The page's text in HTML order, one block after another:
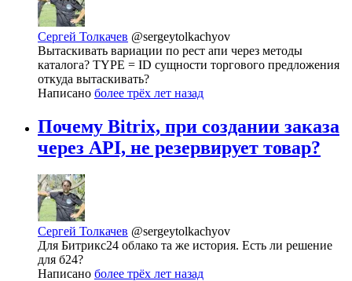
Сергей Толкачев @sergeytolkachyov
Вытаскивать вариации по рест апи через методы
каталога? TYPE = ID сущности торгового предложения
откуда вытаскивать?
Написано более трёх лет назад
Почему Bitrix, при создании заказа
через API, не резервирует товар?
Сергей Толкачев @sergeytolkachyov
Для Битрикс24 облако та же история. Есть ли решение
для б24?
Написано более трёх лет назад